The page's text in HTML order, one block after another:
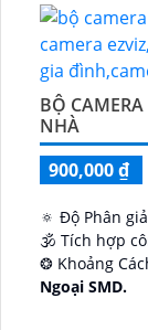
BỘ
NHÀ
900,000 ₫
🔅 Độ Phân
Ngoại SMD.